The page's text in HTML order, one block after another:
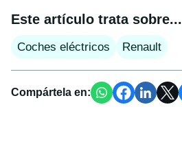
Este artículo trata sobre...
Coches eléctricos Renault
Compártela en: